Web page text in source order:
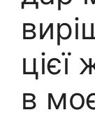
цієї
в